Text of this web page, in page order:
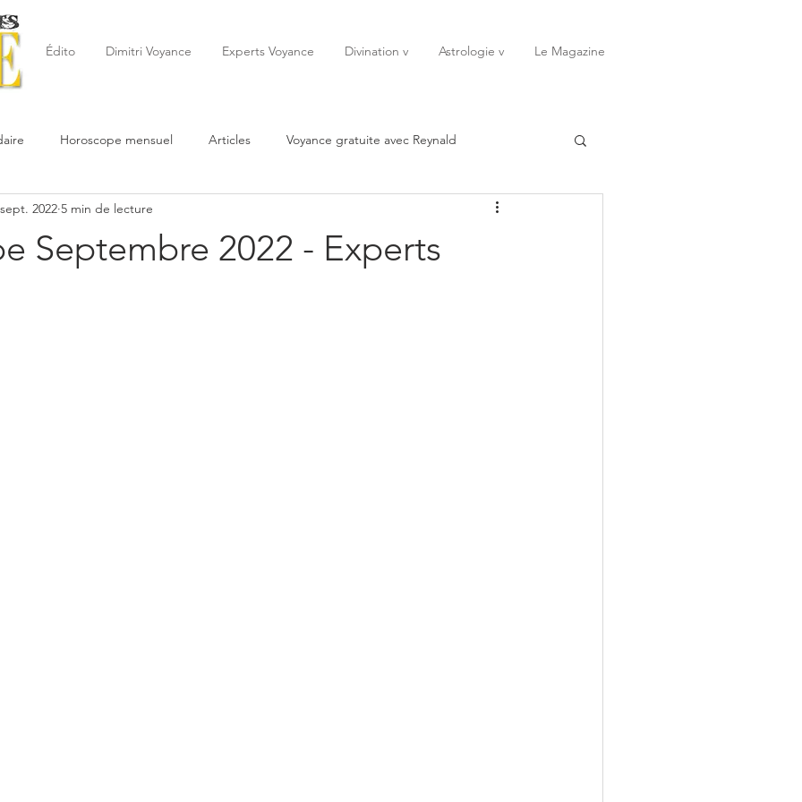
Édito Dimitri Voyance Experts Voyance Divination v Astrologie v Le Magazine
Horoscope mensuel Articles Voyance gratuite avec Reynald
de la semaine Astrologie
Septembre 2022 - Experts
2022 5 min de lecture